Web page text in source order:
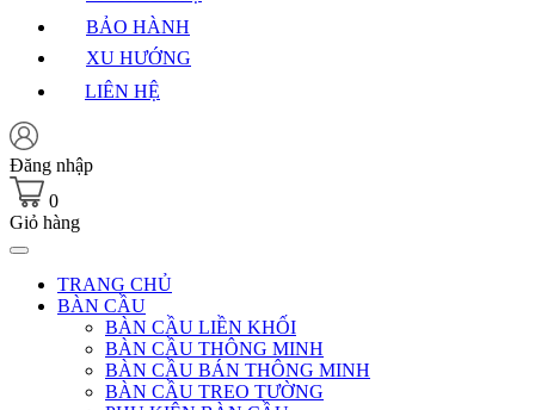
BẢO HÀNH
XU HƯỚNG
LIÊN HỆ
Đăng nhập
0
Giỏ hàng
TRANG CHỦ
BÀN CẦU
BÀN CẦU LIỀN KHỐI
BÀN CẦU THÔNG MINH
BÀN CẦU BÁN THÔNG MINH
BÀN CẦU TREO TƯỜNG